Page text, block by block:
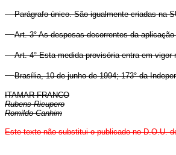
Parágrafo único. São igualmente criadas na
Art. 3° As despesas decorrentes da
Art. 4° Esta medida provisória entra em vigor
Brasília, 10 de junho de 1994; 173° da
ITAMAR FRANCO
Rubens Ricupero
Romildo Canhim
Este texto não substitui o publicado no D.O.U.